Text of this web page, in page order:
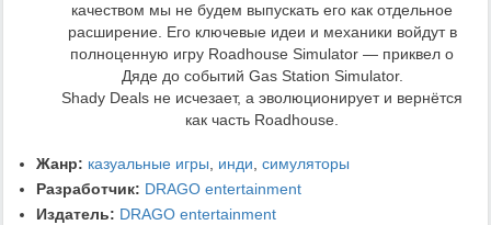
качеством мы не будем выпускать его как отдельное
расширение. Его ключевые идеи и механики войдут в
полноценную игру Roadhouse Simulator — приквел о
Дяде до событий Gas Station Simulator.
Shady Deals не исчезает, а эволюционирует и вернётся
как часть Roadhouse.
Жанр: казуальные игры, инди, симуляторы
Разработчик: DRAGO entertainment
Издатель: DRAGO entertainment